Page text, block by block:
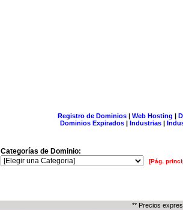
Registro de Dominios| Web Hosting |
Dominios Expirados | Industrias |
Categorías de Dominio:
[Pág.
** Precios